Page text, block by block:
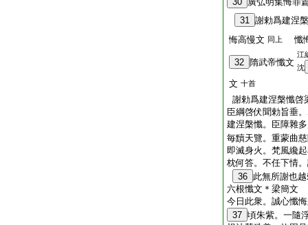
31 謝勅爲建涅
悔高慢文 同上 懺
32 隋武帝懺文
江
沈
文 十首
謝勅爲建涅槃懺啓
臣綱啓伏聞勅旨垂
建涅槃懺。臣障雜
毎黷天覽。重蒙曲
即滅身火。梵風纔
枕何答。不任下情
36 此無所謝也
六根懺文＊梁簡文
今日此衆。誠心懺
37 頃朱紫。一隨